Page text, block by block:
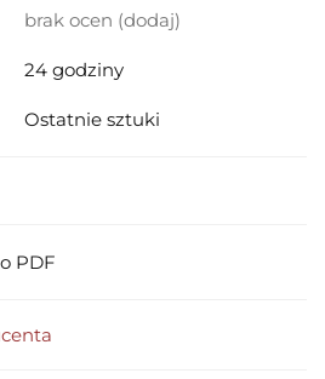
brak ocen (dodaj)
24 godziny
Ostatnie sztuki
PDF